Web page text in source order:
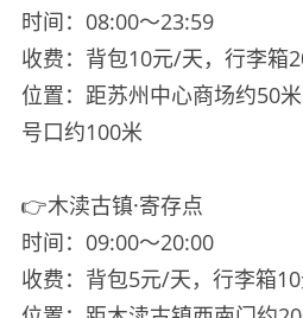
时间：08:00～23:59
收费：背包10元/天，行李箱
位置：距苏州中心商场约50
号口约100米
👉木渎古镇·寄存点
时间：09:00～20:00
收费：背包5元/天，行李箱